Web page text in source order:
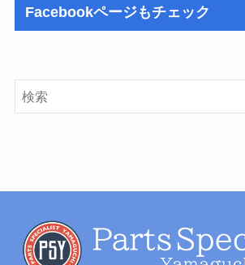
Facebookページもチェック